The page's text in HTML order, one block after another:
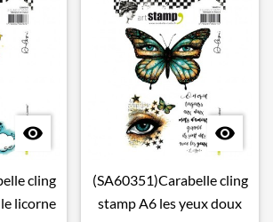

cling
licorne

(SA60351)Carabelle cling
stamp A6 les yeux doux